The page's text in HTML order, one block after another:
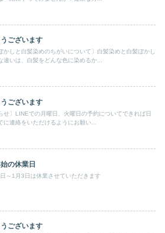
ございます
かしと白髪染めのちがいについて〕白髪染めと白髪ぼかし
違いは、白髪をどんな色に染めるか...
ございます
せ〕LINEでの月曜日、火曜日の予約についてできれば日
に連絡をいただけるようにお願い...
の休業日
～1月3日は休業させていただきます
ございます